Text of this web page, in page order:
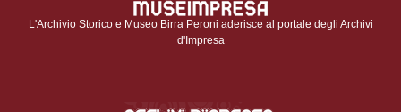
L'Archivio Storico e Museo Birra Peroni aderisce al portale degli Archivi
d'Impresa